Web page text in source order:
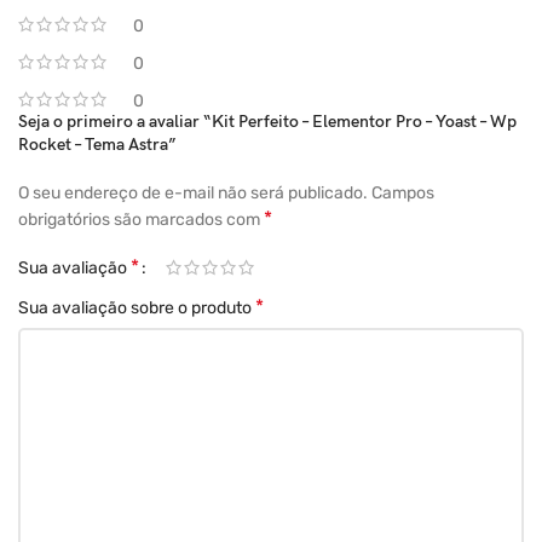
otimizar seu conteúdo para os motores de
busca e melhorar o posicionamento do seu
site nos resultados de pesquisa. Otimize suas
meta tags, URLs, palavras-chave e obtenha
desempenho excepcional emSEO.
0
0
0
Seja o primeiro a avaliar “Kit Perfeito – Elementor Pro – Yoast – Wp
Rocket – Tema Astra”
O seu endereço de e-mail não será publicado. Campos
obrigatórios são marcados com *
Sua avaliação *
Sua avaliação sobre o produto *